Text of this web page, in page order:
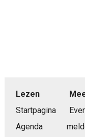
Lezen
Startpagina
Agenda